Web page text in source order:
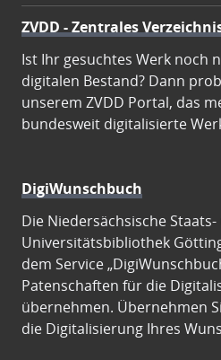
ZVDD - Zentrales
Ist Ihr gesuchtes Werk noch
digitalen Bestand? Dann
unserem ZVDD Portal, das
bundesweit digitalisierte
DigiWunschbuch
Die Niedersächsische Staats-
Universitätsbibliothek
dem Service
Patenschaften für die
übernehmen. Übernehmen
die Digitalisierung Ihres